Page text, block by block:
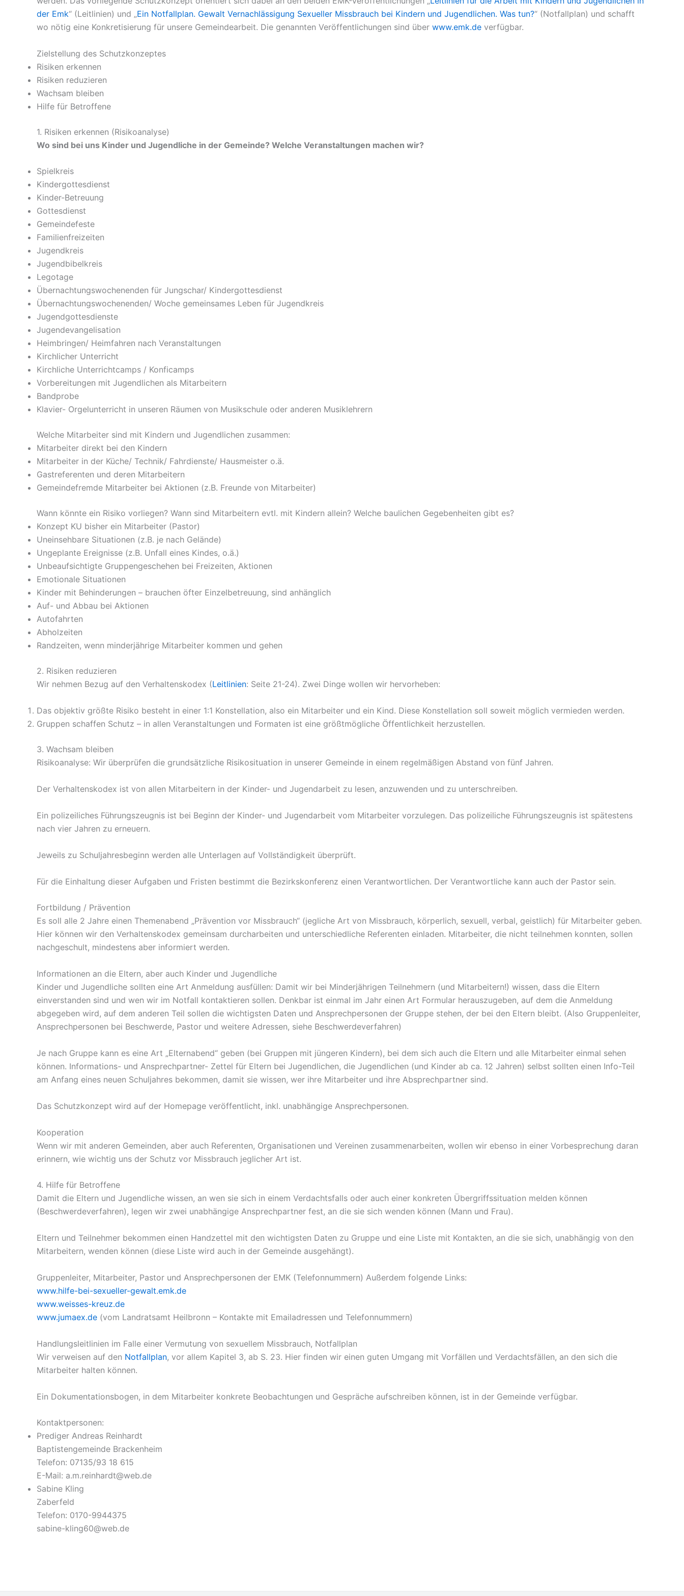
der Emk“ (Leitlinien) und „Ein Notfallplan. Gewalt Vernachlässigung Sexueller Missbrauch bei Kindern und Jugendlichen. Was tun?“ (Notfallplan) und schafft
wo nötig eine Konkretisierung für unsere Gemeindearbeit. Die genannten Veröffentlichungen sind über www.emk.de verfügbar.
Zielstellung des Schutzkonzeptes
Risiken erkennen
Risiken reduzieren
Wachsam bleiben
Hilfe für Betroffene
1. Risiken erkennen (Risikoanalyse)
Wo sind bei uns Kinder und Jugendliche in der Gemeinde? Welche Veranstaltungen machen wir?
Spielkreis
Kindergottesdienst
Kinder-Betreuung
Gottesdienst
Gemeindefeste
Familienfreizeiten
Jugendkreis
Jugendbibelkreis
Legotage
Übernachtungswochenenden für Jungschar/ Kindergottesdienst
Übernachtungswochenenden/ Woche gemeinsames Leben für Jugendkreis
Jugendgottesdienste
Jugendevangelisation
Heimbringen/ Heimfahren nach Veranstaltungen
Kirchlicher Unterricht
Kirchliche Unterrichtcamps / Konficamps
Vorbereitungen mit Jugendlichen als Mitarbeitern
Bandprobe
Klavier- Orgelunterricht in unseren Räumen von Musikschule oder anderen Musiklehrern
Welche Mitarbeiter sind mit Kindern und Jugendlichen zusammen:
Mitarbeiter direkt bei den Kindern
Mitarbeiter in der Küche/ Technik/ Fahrdienste/ Hausmeister o.ä.
Gastreferenten und deren Mitarbeitern
Gemeindefremde Mitarbeiter bei Aktionen (z.B. Freunde von Mitarbeiter)
Wann könnte ein Risiko vorliegen? Wann sind Mitarbeitern evtl. mit Kindern allein? Welche baulichen Gegebenheiten gibt es?
Konzept KU bisher ein Mitarbeiter (Pastor)
Uneinsehbare Situationen (z.B. je nach Gelände)
Ungeplante Ereignisse (z.B. Unfall eines Kindes, o.ä.)
Unbeaufsichtigte Gruppengeschehen bei Freizeiten, Aktionen
Emotionale Situationen
Kinder mit Behinderungen – brauchen öfter Einzelbetreuung, sind anhänglich
Auf- und Abbau bei Aktionen
Autofahrten
Abholzeiten
Randzeiten, wenn minderjährige Mitarbeiter kommen und gehen
2. Risiken reduzieren
Wir nehmen Bezug auf den Verhaltenskodex (Leitlinien: Seite 21-24). Zwei Dinge wollen wir hervorheben:
Das objektiv größte Risiko besteht in einer 1:1 Konstellation, also ein Mitarbeiter und ein Kind. Diese Konstellation soll soweit möglich vermieden werden.
Gruppen schaffen Schutz – in allen Veranstaltungen und Formaten ist eine größtmögliche Öffentlichkeit herzustellen.
3. Wachsam bleiben
Risikoanalyse: Wir überprüfen die grundsätzliche Risikosituation in unserer Gemeinde in einem regelmäßigen Abstand von fünf Jahren.
Der Verhaltenskodex ist von allen Mitarbeitern in der Kinder- und Jugendarbeit zu lesen, anzuwenden und zu unterschreiben.
Ein polizeiliches Führungszeugnis ist bei Beginn der Kinder- und Jugendarbeit vom Mitarbeiter vorzulegen. Das polizeiliche Führungszeugnis ist spätestens
nach vier Jahren zu erneuern.
Jeweils zu Schuljahresbeginn werden alle Unterlagen auf Vollständigkeit überprüft.
Für die Einhaltung dieser Aufgaben und Fristen bestimmt die Bezirkskonferenz einen Verantwortlichen. Der Verantwortliche kann auch der Pastor sein.
Fortbildung / Prävention
Es soll alle 2 Jahre einen Themenabend „Prävention vor Missbrauch“ (jegliche Art von Missbrauch, körperlich, sexuell, verbal, geistlich) für Mitarbeiter geben.
Hier können wir den Verhaltenskodex gemeinsam durcharbeiten und unterschiedliche Referenten einladen. Mitarbeiter, die nicht teilnehmen konnten, sollen
nachgeschult, mindestens aber informiert werden.
Informationen an die Eltern, aber auch Kinder und Jugendliche
Kinder und Jugendliche sollten eine Art Anmeldung ausfüllen: Damit wir bei Minderjährigen Teilnehmern (und Mitarbeitern!) wissen, dass die Eltern
einverstanden sind und wen wir im Notfall kontaktieren sollen. Denkbar ist einmal im Jahr einen Art Formular herauszugeben, auf dem die Anmeldung
abgegeben wird, auf dem anderen Teil sollen die wichtigsten Daten und Ansprechpersonen der Gruppe stehen, der bei den Eltern bleibt. (Also Gruppenleiter,
Ansprechpersonen bei Beschwerde, Pastor und weitere Adressen, siehe Beschwerdeverfahren)
Je nach Gruppe kann es eine Art „Elternabend“ geben (bei Gruppen mit jüngeren Kindern), bei dem sich auch die Eltern und alle Mitarbeiter einmal sehen
können. Informations- und Ansprechpartner- Zettel für Eltern bei Jugendlichen, die Jugendlichen (und Kinder ab ca. 12 Jahren) selbst sollten einen Info-Teil
am Anfang eines neuen Schuljahres bekommen, damit sie wissen, wer ihre Mitarbeiter und ihre Absprechpartner sind.
Das Schutzkonzept wird auf der Homepage veröffentlicht, inkl. unabhängige Ansprechpersonen.
Kooperation
Wenn wir mit anderen Gemeinden, aber auch Referenten, Organisationen und Vereinen zusammenarbeiten, wollen wir ebenso in einer Vorbesprechung daran
erinnern, wie wichtig uns der Schutz vor Missbrauch jeglicher Art ist.
4. Hilfe für Betroffene
Damit die Eltern und Jugendliche wissen, an wen sie sich in einem Verdachtsfalls oder auch einer konkreten Übergriffssituation melden können
(Beschwerdeverfahren), legen wir zwei unabhängige Ansprechpartner fest, an die sie sich wenden können (Mann und Frau).
Eltern und Teilnehmer bekommen einen Handzettel mit den wichtigsten Daten zu Gruppe und eine Liste mit Kontakten, an die sie sich, unabhängig von den
Mitarbeitern, wenden können (diese Liste wird auch in der Gemeinde ausgehängt).
Gruppenleiter, Mitarbeiter, Pastor und Ansprechpersonen der EMK (Telefonnummern) Außerdem folgende Links:
www.hilfe-bei-sexueller-gewalt.emk.de
www.weisses-kreuz.de
www.jumaex.de (vom Landratsamt Heilbronn – Kontakte mit Emailadressen und Telefonnummern)
Handlungsleitlinien im Falle einer Vermutung von sexuellem Missbrauch, Notfallplan
Wir verweisen auf den Notfallplan, vor allem Kapitel 3, ab S. 23. Hier finden wir einen guten Umgang mit Vorfällen und Verdachtsfällen, an den sich die
Mitarbeiter halten können.
Ein Dokumentationsbogen, in dem Mitarbeiter konkrete Beobachtungen und Gespräche aufschreiben können, ist in der Gemeinde verfügbar.
Kontaktpersonen:
Prediger Andreas Reinhardt
Baptistengemeinde Brackenheim
Telefon: 07135/93 18 615
E-Mail: a.m.reinhardt@web.de
Sabine Kling
Zaberfeld
Telefon: 0170-9944375
sabine-kling60@web.de